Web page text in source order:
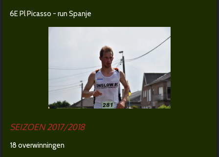
6E Pl Picasso - run Spanje
SEIZOEN 2017/2018
18 overwinningen